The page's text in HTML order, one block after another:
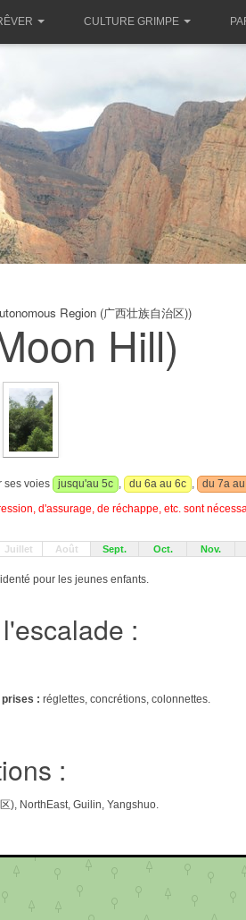
CULTURE GRIMPE
Region (广西壮族自治区))
Hill)
ses voies jusqu'au 5c , du 6a au 6c , du 7a
d'assurage, de réchappe, etc. sont
Juillet Août Sept. Oct. Nov.
pour les jeunes enfants.
:
prises : réglettes, concrétions, colonnettes.
:
), NorthEast, Guilin, Yangshuo.